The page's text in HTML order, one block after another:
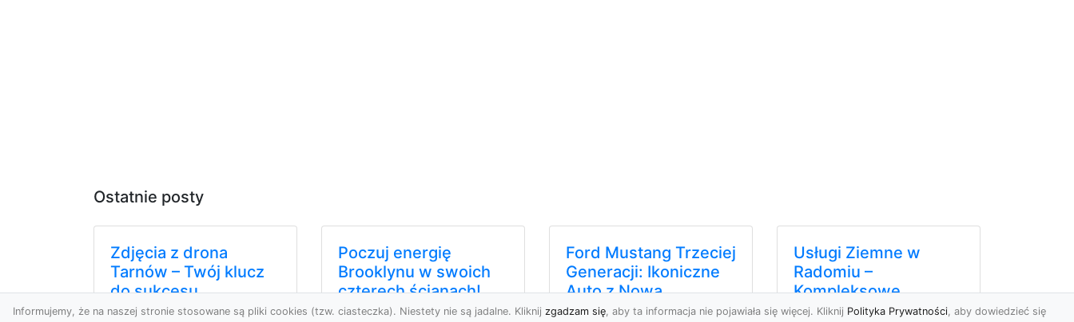
Ostatnie posty
Zdjęcia z drona
Tarnów – Twój klucz
do sukcesu
wizualnego
Poczuj energię
Brooklynu w swoich
czterech ścianach!
Ford Mustang Trzeciej
Generacji: Ikoniczne
Auto z Nową
Perspektywą
Usługi Ziemne w
Radomiu –
Kompleksowe
Rozwiązania od MA-
Informujemy, że na naszej stronie stosowane są pliki cookies (tzw. ciasteczka). Niestety nie są jadalne. Kliknij zgadzam się, aby ta informacja nie pojawiała się więcej. Kliknij Polityka Prywatności, aby dowiedzieć się